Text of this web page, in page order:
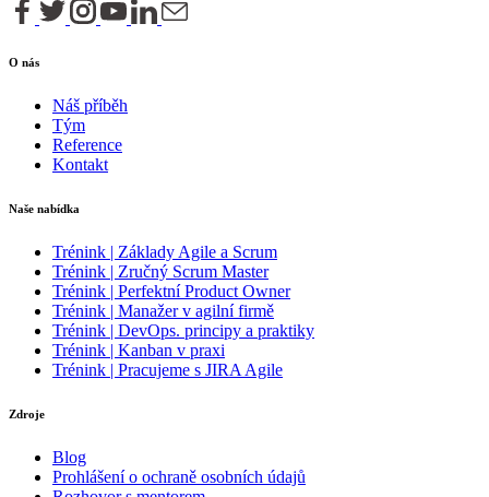
O nás
Náš příběh
Tým
Reference
Kontakt
Naše nabídka
Trénink | Základy Agile a Scrum
Trénink | Zručný Scrum Master
Trénink | Perfektní Product Owner
Trénink | Manažer v agilní firmě
Trénink | DevOps. principy a praktiky
Trénink | Kanban v praxi
Trénink | Pracujeme s JIRA Agile
Zdroje
Blog
Prohlášení o ochraně osobních údajů